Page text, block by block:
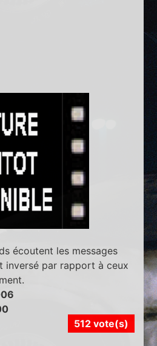
écoutent les messages
inversé par rapport à ceux
512 vote(s)